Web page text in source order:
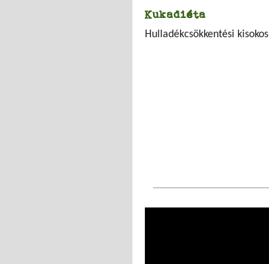
Kukadiéta
Hulladékcsökkentési kisokos